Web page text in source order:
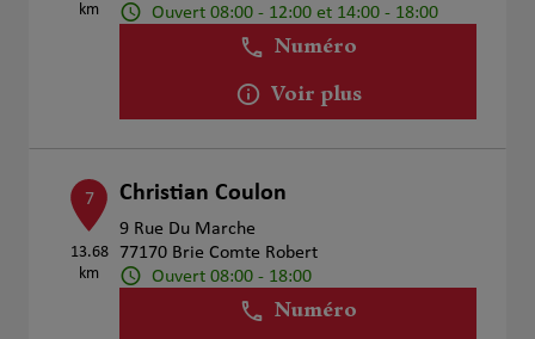
km
Ouvert 08:00 - 12:00 et 14:00 - 18:00
Numéro
Voir plus
7
13.68
km
Christian Coulon
9 Rue Du Marche
77170 Brie Comte Robert
Ouvert 08:00 - 18:00
Numéro